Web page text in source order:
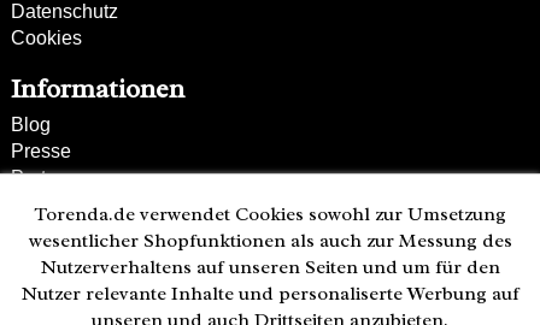
Datenschutz
Cookies
Informationen
Blog
Presse
Partner
Versand und Zahlung
Bestellung wiederrufen
Kunden-Hotline
(040) 244 249-49
Torenda.de verwendet Cookies sowohl zur Umsetzung
wesentlicher Shopfunktionen als auch zur Messung des
Nutzerverhaltens auf unseren Seiten und um für den
Nutzer relevante Inhalte und personaliserte Werbung auf
unseren und auch Drittseiten anzubieten.